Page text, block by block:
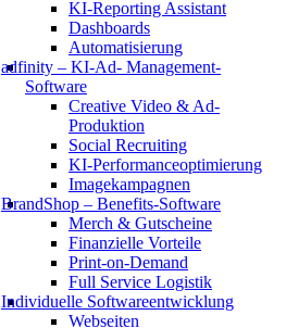
KI-Reporting Assistant
Dashboards
Automatisierung
adfinity – KI-Ad- Management-
Software
Creative Video & Ad-
Produktion
Social Recruiting
KI-Performanceoptimierung
Imagekampagnen
BrandShop – Benefits-Software
Merch & Gutscheine
Finanzielle Vorteile
Print-on-Demand
Full Service Logistik
Individuelle Softwareentwicklung
Webseiten